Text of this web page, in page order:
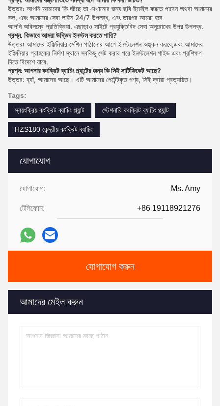
যোগাযোগ
যোগাযোগ: Ms. Amy
টেলিফোন: +86 19118921276
যোগাযোগ করুন
আমাদের মেইল ​​করুন
উত্তরঃ আপনি আমাদের কি ঘটছে তা দেখানোর জন্য ছবি ইমেইল করতে পারেন অথবা আমাদের
কল, এবং আমাদের সেবা লাইন 24/7 উপলব্ধ, এবং তারপর আমরা হবে
আপনি অবিলম্বে প্রতিক্রিয়া. এছাড়াও সাইটে প্রযুক্তিবিদ সেবা অনুরোধের উপর উপলব্ধ.
প্রশ্ন. কিভাবে আমরা উদ্ভিদ ইনস্টল করতে পারি?
উত্তরঃ আমাদের ইঞ্জিনিয়ার মেশিন পাঠানোর আগে ইনস্টলেশন অঙ্কন করবে,এবং আমাদের
ইঞ্জিনিয়ার গ্রাহকের নির্মাণ স্থানে সবকিছু সেট করার পরে ইনস্টলেশন গাইড এবং প্রশিক্ষণ
দিতে বিদেশে যাবে.
প্রশ্ন: আপনার কংক্রিট ব্যাচিং প্ল্যান্টের জন্য কি সিই সার্টিফিকেট আছে?
উত্তর: হ্যাঁ, আমাদের আছে। এটি আমাদের পেটেন্টকৃত পণ্য, সিই দ্বারা প্রত্যয়িত।
Tags:
স্বয়ংক্রিয় কংক্রিট ব্যাচিং প্ল্যান্ট
স্টেশনারি কংক্রিট ব্যাচিং প্ল্যান্ট
HZS180 কেন্দ্রীয় কংক্রিট ব্যাচিং